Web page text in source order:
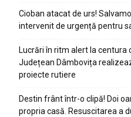
Cioban atacat de urs!
intervenit de urgență pentru
Lucrări în ritm alert la centura
Județean Dâmbovița
proiecte rutiere
Destin frânt într-o clipă! Doi
propria casă. Resuscitarea a